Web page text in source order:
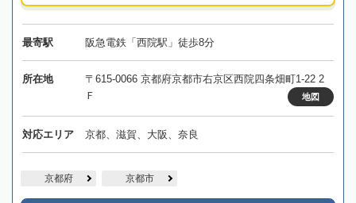
最寄駅 阪急電鉄「西院駅」徒歩8分
所在地
〒615-0066 京都府京都市右京区西院四条畑町1-22 2
Ｆ
地図
対応エリア 京都、滋賀、大阪、奈良
京都府 京都市